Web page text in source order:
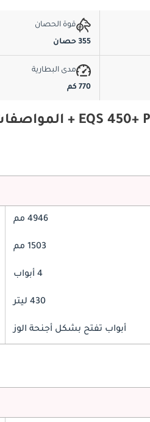
قوة الحصان
355 حصان
مدى البطارية
770 كم
4946 مم
1503 مم
4 أبواب
430 ليتر
أبواب تفتح بشكل أجنحة الوز